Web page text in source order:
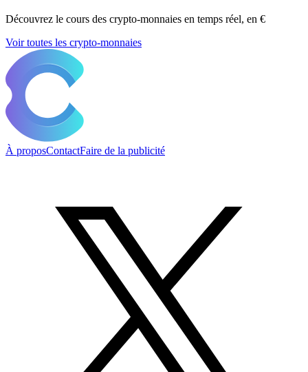
Découvrez le cours des crypto-monnaies en temps réel, en €
Voir toutes les crypto-monnaies
À proposContactFaire de la publicité